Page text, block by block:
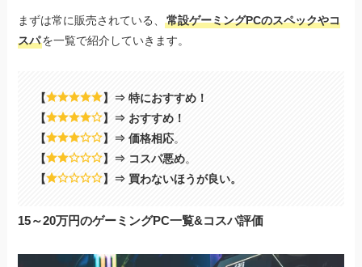
まずは常に販売されている、常設ゲーミングPCのスペックやコ
スパを一覧で紹介していきます。
【
】⇒ 特におすすめ！
【
】⇒ おすすめ！
【
】⇒ 価格相応。
【
】⇒ コスパ悪め。
【
】⇒ 買わないほうが良い。
15～20万円のゲーミングPC一覧&コスパ評価